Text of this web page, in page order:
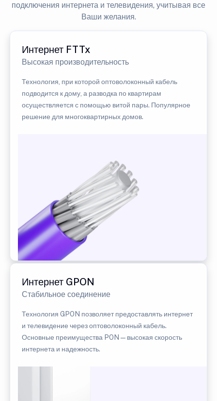
подключения интернета и телевидения, учитывая все
Ваши желания.
Интернет FTTx
Высокая производительность
Технология, при которой оптоволоконный кабель
подводится к дому, а разводка по квартирам
осуществляется с помощью витой пары. Популярное
решение для многоквартирных домов.
Интернет GPON
Стабильное соединение
Технология GPON позволяет предоставлять интернет
и телевидение через оптоволоконный кабель.
Основные преимущества PON — высокая скорость
интернета и надежность.